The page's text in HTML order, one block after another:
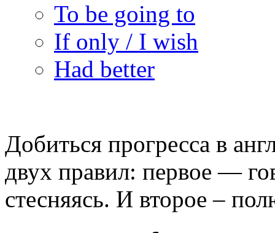
To be going to
If only / I wish
Had better
Добиться прогресса в
двух правил: первое —
стесняясь. И второе –